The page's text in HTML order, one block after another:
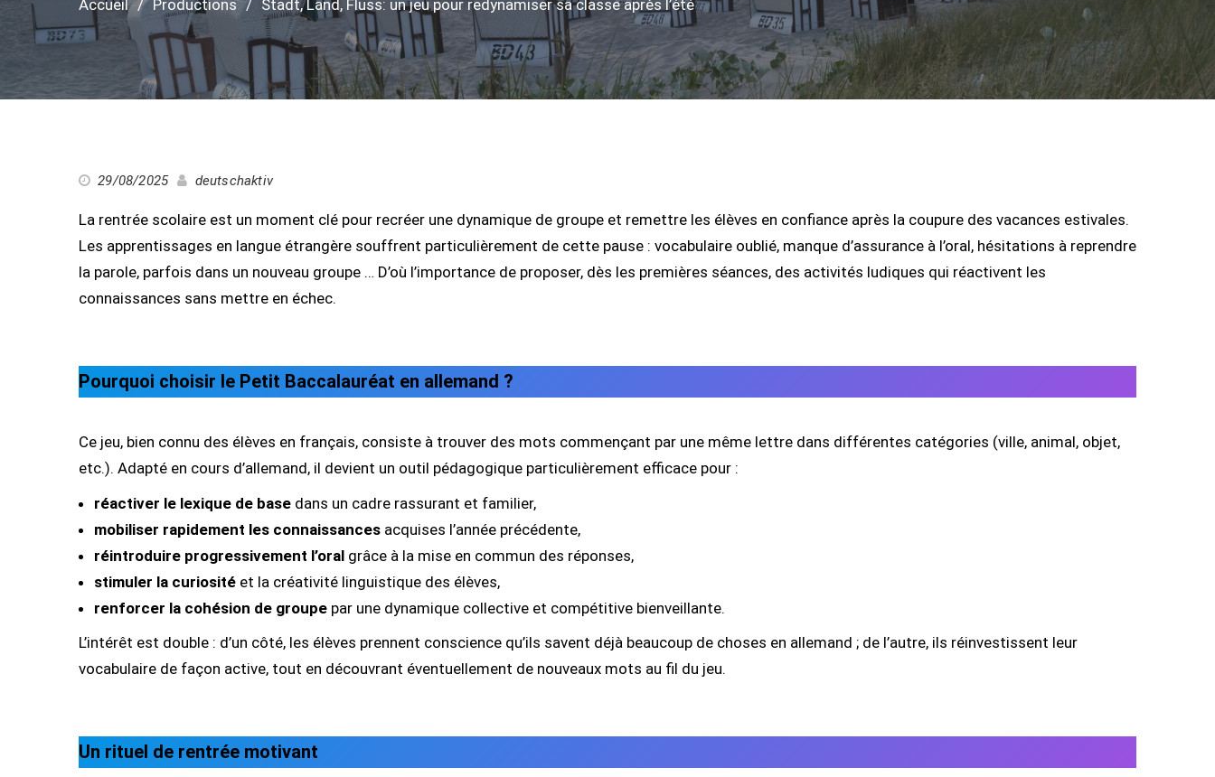
Accueil Productions Stadt, Land, Fluss: un jeu pour redynamiser sa classe après l’été
29/08/2025 deutschaktiv
La rentrée scolaire est un moment clé pour recréer une dynamique de groupe et remettre les élèves en confiance après la coupure des vacances estivales.
Les apprentissages en langue étrangère souffrent particulièrement de cette pause : vocabulaire oublié, manque d’assurance à l’oral, hésitations à reprendre
la parole, parfois dans un nouveau groupe … D’où l’importance de proposer, dès les premières séances, des activités ludiques qui réactivent les
connaissances sans mettre en échec.
Pourquoi choisir le Petit Baccalauréat en allemand ?
Ce jeu, bien connu des élèves en français, consiste à trouver des mots commençant par une même lettre dans différentes catégories (ville, animal, objet,
etc.). Adapté en cours d’allemand, il devient un outil pédagogique particulièrement efficace pour :
réactiver le lexique de base dans un cadre rassurant et familier,
mobiliser rapidement les connaissances acquises l’année précédente,
réintroduire progressivement l’oral grâce à la mise en commun des réponses,
stimuler la curiosité et la créativité linguistique des élèves,
renforcer la cohésion de groupe par une dynamique collective et compétitive bienveillante.
L’intérêt est double : d’un côté, les élèves prennent conscience qu’ils savent déjà beaucoup de choses en allemand ; de l’autre, ils réinvestissent leur
vocabulaire de façon active, tout en découvrant éventuellement de nouveaux mots au fil du jeu.
Un rituel de rentrée motivant